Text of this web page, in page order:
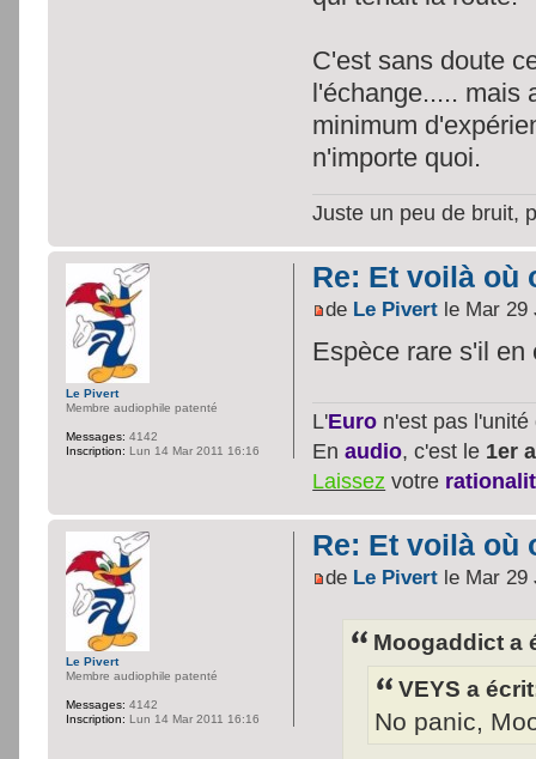
C'est sans doute
l'échange..... mais
minimum
n'importe quoi.
Juste un peu de bruit,
Re: Et voilà où
de Le Pivert le Mar 29
Espèce rare s'il
L'Euro n'est pas
Enaudio, c'est le 1er
Laissez votre
Le Pivert
Membre audiophile patenté
Messages: 4142
Inscription: Lun 14 Mar 2011 16:16
Re: Et voilà où
de Le Pivert le Mar 29
Moogaddict a
VEYS a
No panic,
Le Pivert
Membre audiophile patenté
Messages: 4142
Inscription: Lun 14 Mar 2011 16:16